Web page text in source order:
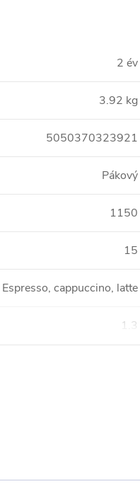
2 év
3.92 kg
5050370323921
Pákový
1150
15
Espresso, cappuccino, latte
1.3